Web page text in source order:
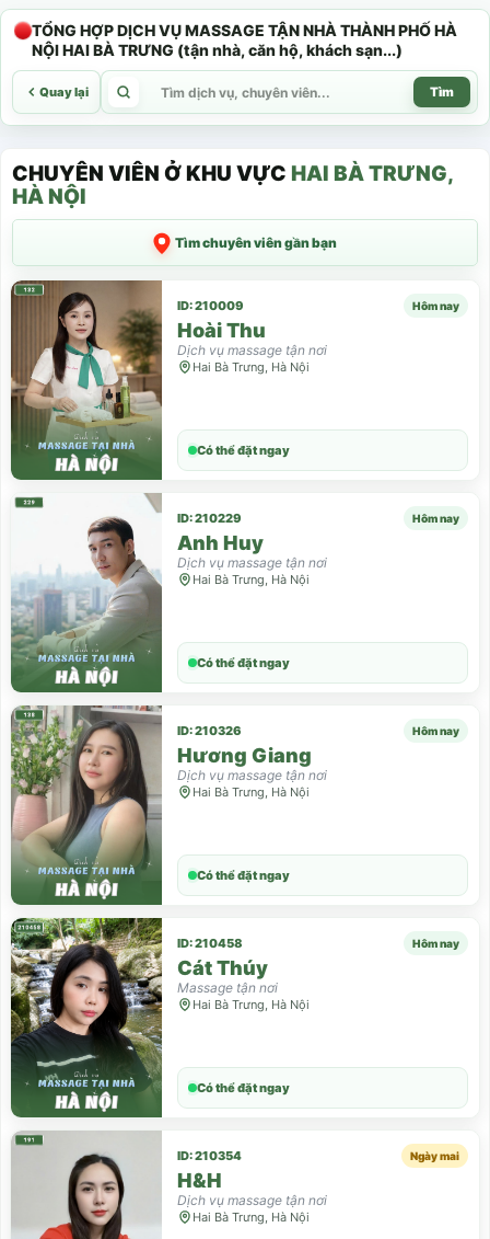
TỔNG HỢP DỊCH VỤ MASSAGE TẬN NHÀ THÀNH PHỐ HÀ
NỘI HAI BÀ TRƯNG (tận nhà, căn hộ, khách sạn...)
Quay lại Tìm
CHUYÊN VIÊN Ở KHU VỰC HAI BÀ TRƯNG,
HÀ NỘI
Tìm chuyên viên gần bạn
ID: 210009 Hôm nay
Hoài Thu
Dịch vụ massage tận nơi
Hai Bà Trưng, Hà Nội
Có thể đặt ngay
ID: 210229 Hôm nay
Anh Huy
Dịch vụ massage tận nơi
Hai Bà Trưng, Hà Nội
Có thể đặt ngay
ID: 210326 Hôm nay
Hương Giang
Dịch vụ massage tận nơi
Hai Bà Trưng, Hà Nội
Có thể đặt ngay
ID: 210458 Hôm nay
Cát Thúy
Massage tận nơi
Hai Bà Trưng, Hà Nội
Có thể đặt ngay
ID: 210354 Ngày mai
H&H
Dịch vụ massage tận nơi
Hai Bà Trưng, Hà Nội